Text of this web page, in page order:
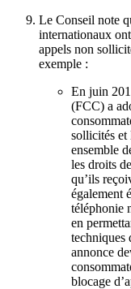
Le Conseil note
internationaux
appels non
exemple :
En juin
(FCC) a
sollicités et
ensemble
les droits
qu’ils
également
téléphonie
en
techniques
annonce
blocage